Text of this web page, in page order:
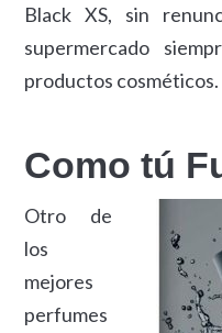
Black XS, sin
supermercado
productos cosméticos.
Como tú
Otro de
los
mejores
perfumes